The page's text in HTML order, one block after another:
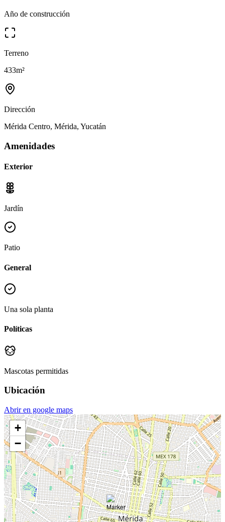
Año de construcción
Terreno
433m²
Dirección
Mérida Centro, Mérida, Yucatán
Amenidades
Exterior
Jardín
Patio
General
Una sola planta
Políticas
Mascotas permitidas
Ubicación
Abrir en google maps
+
−